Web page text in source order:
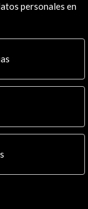
personales en